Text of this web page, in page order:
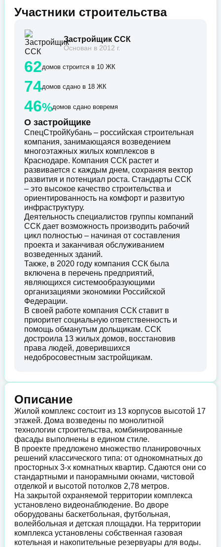
Участники строительства
Застройщик ССК
Основан в 2012 г.
62домов строится в 10 ЖК
74домов сдано в 18 ЖК
46%домов сдано вовремя
О застройщике
СпецСтройКубань – российская строительная
компания, занимающаяся возведением
многоэтажных жилых комплексов в
Краснодаре. Компания ССК растет и
развивается с каждым днем, сохраняя вектор
развития и потенциал роста. Стандарты ССК
– это высокое качество строительства и
ориентированность на комфорт и развитую
инфраструктуру.
Деятельность специалистов группы компаний
ССК дает возможность производить рабочий
цикл полностью – начиная от составления
проекта и заканчивая обслуживанием
возведенных зданий.
Также, в 2020 году компания ССК была
включена в перечень предприятий,
являющихся системообразующими
организациями экономики Российской
Федерации.
В своей работе компания ССК ставит в
приоритет социальную ответственность и
помощь обманутым дольщикам. ССК
достроила 13 жилых домов, восстановив
права людей, доверившихся
недобросовестным застройщикам.
Описание
Жилой комплекс состоит из 13 корпусов высотой 17
этажей. Дома возведены по монолитной
технологии строительства, комбинированные
фасады выполнены в едином стиле.
В проекте предложено множество планировочных
решений классического типа: от однокомнатных до
просторных 3-х комнатных квартир. Сдаются они со
стандартными и панорамными окнами, чистовой
отделкой и высотой потолков 2,78 метров.
На закрытой охраняемой территории комплекса
установлено видеонаблюдение. Во дворе
оборудованы баскетбольная, футбольная,
волейбольная и детская площадки. На территории
комплекса установлены собственная газовая
котельная и накопительные резервуары для воды.